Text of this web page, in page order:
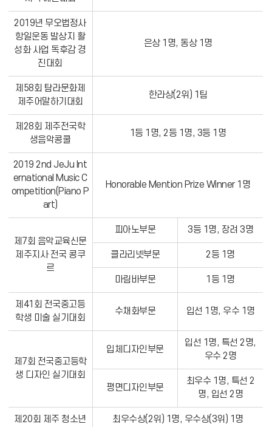
2019년 무오법정사
항일운동 발상지 활
성화 사업 독후감 경
진대회
은상 1명, 동상 1명
제58회 탐라문화제
제주어말하기대회
한라상(2위) 1팀
제28회 제주전국학
생음악콩쿨
1등 1명, 2등 1명, 3등 1명
2019 2nd JeJu Int
ernational Music C
ompetition(Piano P
art)
Honorable Mention Prize Winner 1명
제7회 음악교육신문
제주지사 전국 콩쿠
르
피아노부문 3등 1명, 장려 3명
클라리넷부문 2등 1명
마림바부문 1등 1명
제41회 전국중고등
학생 미술 실기대회
수채화부문 입선 1명, 우수 1명
제7회 전국중고등학
생 디자인 실기대회
입체디자인부문
입선 1명, 특선 2명,
우수 2명
평면디자인부문
최우수 1명, 특선 2
명, 입선 2명
제20회 제주 청소년
최우수상(2위) 1명, 우수상(3위) 1명